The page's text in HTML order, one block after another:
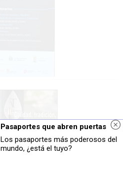
Pasaportes que abren puertas
Los pasaportes más poderosos del
mundo, ¿está el tuyo?